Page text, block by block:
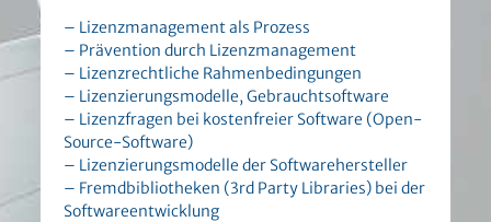
– Lizenzmanagement als Prozess
– Prävention durch Lizenzmanagement
– Lizenzrechtliche Rahmenbedingungen
– Lizenzierungsmodelle, Gebrauchtsoftware
– Lizenzfragen bei kostenfreier Software (Open-
Source-Software)
– Lizenzierungsmodelle der Softwarehersteller
– Fremdbibliotheken (3rd Party Libraries) bei der
Softwareentwicklung